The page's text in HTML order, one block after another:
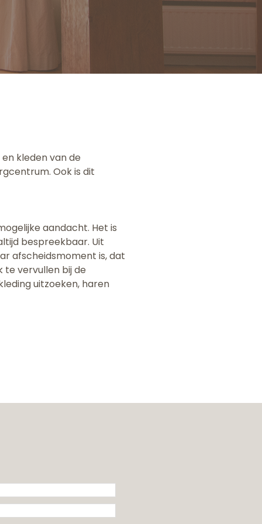
kleden van de
Ook is dit
aandacht. Het is
bespreekbaar. Uit
afscheidsmoment is, dat
te vervullen bij de
uitzoeken, haren